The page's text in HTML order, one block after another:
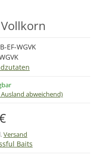
EF-WGVK
Ausland abweichend)
Versand
Baits